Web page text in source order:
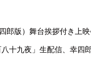
郎版）舞台挨拶付き上
十九夜」生配信、幸四